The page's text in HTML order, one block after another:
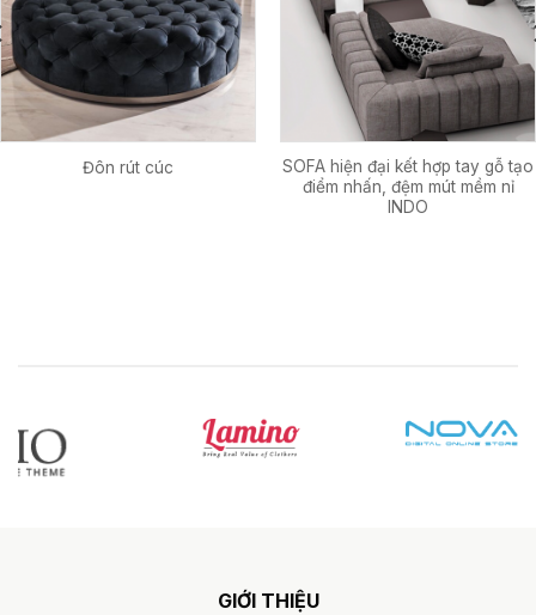
Đôn rút cúc
SOFA hiện đại kết hợp tay gỗ tạo
điểm nhấn, đệm mút mềm nỉ
INDO
GIỚI THIỆU